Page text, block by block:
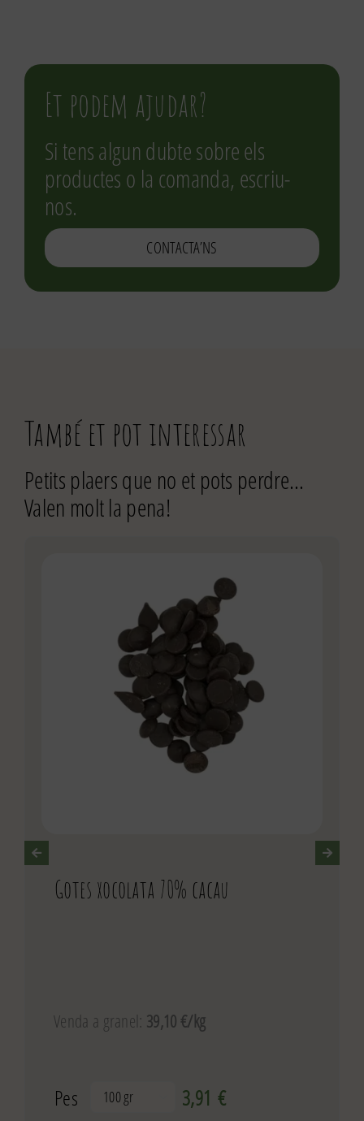
Et podem ajudar?
Si tens algun dubte sobre els
productes o la comanda, escriu-
nos.
CONTACTA’NS
També et pot interessar
Petits plaers que no et pots perdre…
Valen molt la pena!
Gotes xocolata 70% cacau
Venda a granel: 39,10 €/kg
Pes 3,91 €